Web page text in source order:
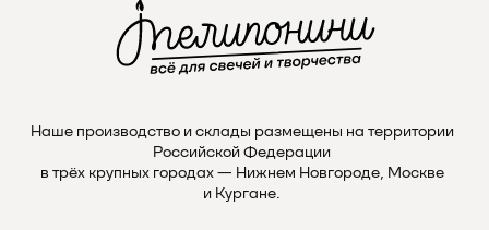
Наше производство и склады размещены на территории
Российской Федерации
в трёх крупных городах — Нижнем Новгороде, Москве
и Кургане.